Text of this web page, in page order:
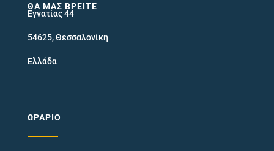
ΘΑ ΜΑΣ ΒΡΕΊΤΕ
Εγνατίας 44
54625, Θεσσαλονίκη
Ελλάδα
ΩΡΆΡΙΟ